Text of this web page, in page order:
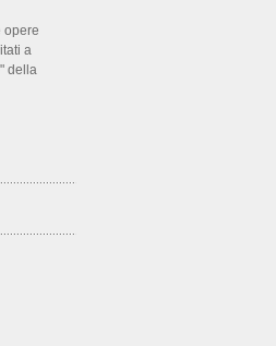
opere
a
della